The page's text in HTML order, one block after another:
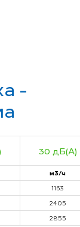
-
30 дБ(А)
м3/ч
1163
2405
2855